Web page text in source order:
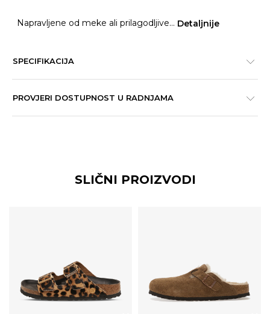
Napravljene od meke ali prilagodljive... Detaljnije
SPECIFIKACIJA
PROVJERI DOSTUPNOST U RADNJAMA
SLIČNI PROIZVODI